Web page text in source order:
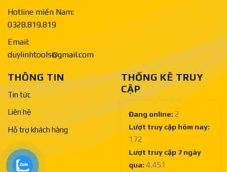
Hotline miền Nam:
0328.819.819
Email:
duylinhtools@gmail.com
THÔNG TIN
Tin tức
Liên hệ
Hỗ trợ khách hàng
THỐNG KÊ TRUY
CẬP
Đang online: 2
Lượt truy cập hôm nay:
172
Lượt truy cập 7 ngày
qua: 4.451